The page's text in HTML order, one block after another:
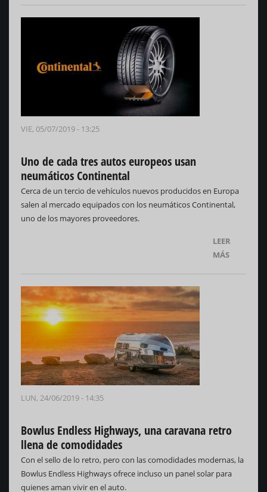
VIE, 05/07/2019 - 13:25
Uno de cada tres autos europeos usan
neumáticos Continental
Cerca de un tercio de vehículos nuevos producidos en Europa
salen al mercado equipados con los neumáticos Continental,
uno de los mayores proveedores.
LEER
MÁS
LUN, 24/06/2019 - 14:35
Bowlus Endless Highways, una caravana retro
llena de comodidades
Con el sello de lo retro, pero con las comodidades modernas, la
Bowlus Endless Highways ofrece incluso un panel solar para
quienes aman vivir en el auto.